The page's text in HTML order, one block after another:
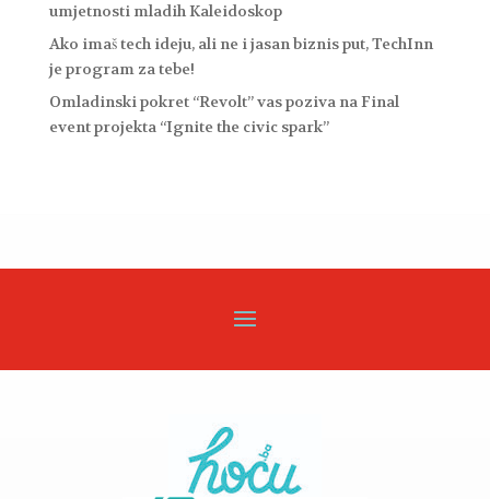
umjetnosti mladih Kaleidoskop
Ako imaš tech ideju, ali ne i jasan biznis put, TechInn
je program za tebe!
Omladinski pokret “Revolt” vas poziva na Final
event projekta “Ignite the civic spark”